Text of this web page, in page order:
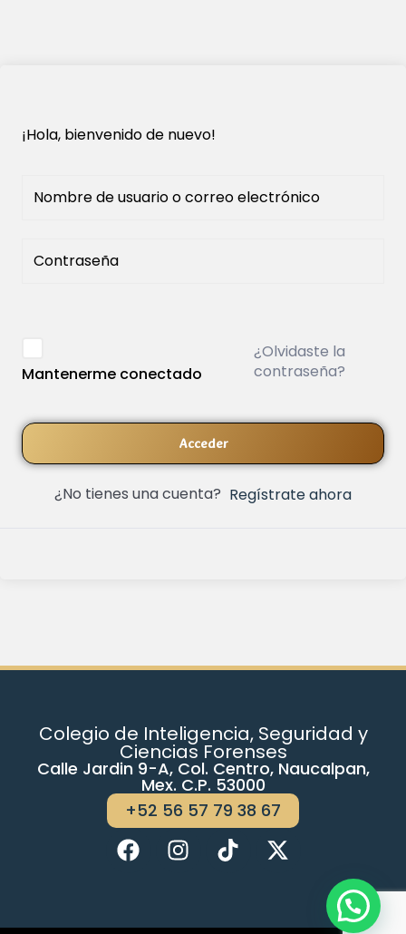
¡Hola, bienvenido de nuevo!
Mantenerme conectado
¿Olvidaste la
contraseña?
Acceder
¿No tienes una cuenta? Regístrate ahora
Colegio de Inteligencia, Seguridad y
Ciencias Forenses
Calle Jardin 9-A, Col. Centro, Naucalpan,
Mex. C.P. 53000
+52 56 57 79 38 67